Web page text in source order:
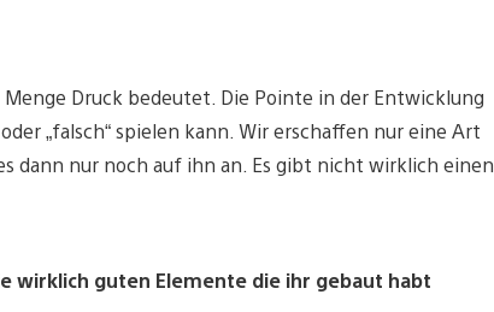
Menge Druck bedeutet. Die Pointe in der Entwicklung
„falsch“ spielen kann. Wir erschaffen nur eine Art
dann nur noch auf ihn an. Es gibt nicht wirklich einen
wirklich guten Elemente die ihr gebaut habt